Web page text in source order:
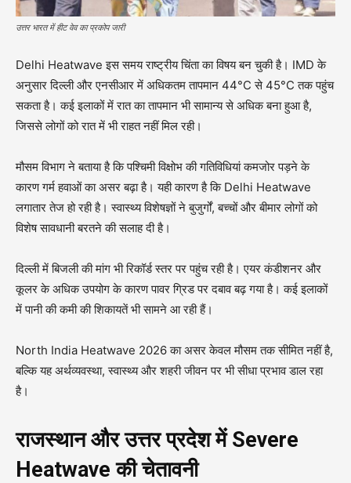
उत्तर भारत में हीट वेव का प्रकोप जारी
Delhi Heatwave इस समय राष्ट्रीय चिंता का विषय बन चुकी है। IMD के
अनुसार दिल्ली और एनसीआर में अधिकतम तापमान 44°C से 45°C तक पहुंच
सकता है। कई इलाकों में रात का तापमान भी सामान्य से अधिक बना हुआ है,
जिससे लोगों को रात में भी राहत नहीं मिल रही।
मौसम विभाग ने बताया है कि पश्चिमी विक्षोभ की गतिविधियां कमजोर पड़ने के
कारण गर्म हवाओं का असर बढ़ा है। यही कारण है कि Delhi Heatwave
लगातार तेज हो रही है। स्वास्थ्य विशेषज्ञों ने बुजुर्गों, बच्चों और बीमार लोगों को
विशेष सावधानी बरतने की सलाह दी है।
दिल्ली में बिजली की मांग भी रिकॉर्ड स्तर पर पहुंच रही है। एयर कंडीशनर और
कूलर के अधिक उपयोग के कारण पावर ग्रिड पर दबाव बढ़ गया है। कई इलाकों
में पानी की कमी की शिकायतें भी सामने आ रही हैं।
North India Heatwave 2026 का असर केवल मौसम तक सीमित नहीं है,
बल्कि यह अर्थव्यवस्था, स्वास्थ्य और शहरी जीवन पर भी सीधा प्रभाव डाल रहा
है।
राजस्थान और उत्तर प्रदेश में Severe
Heatwave की चेतावनी